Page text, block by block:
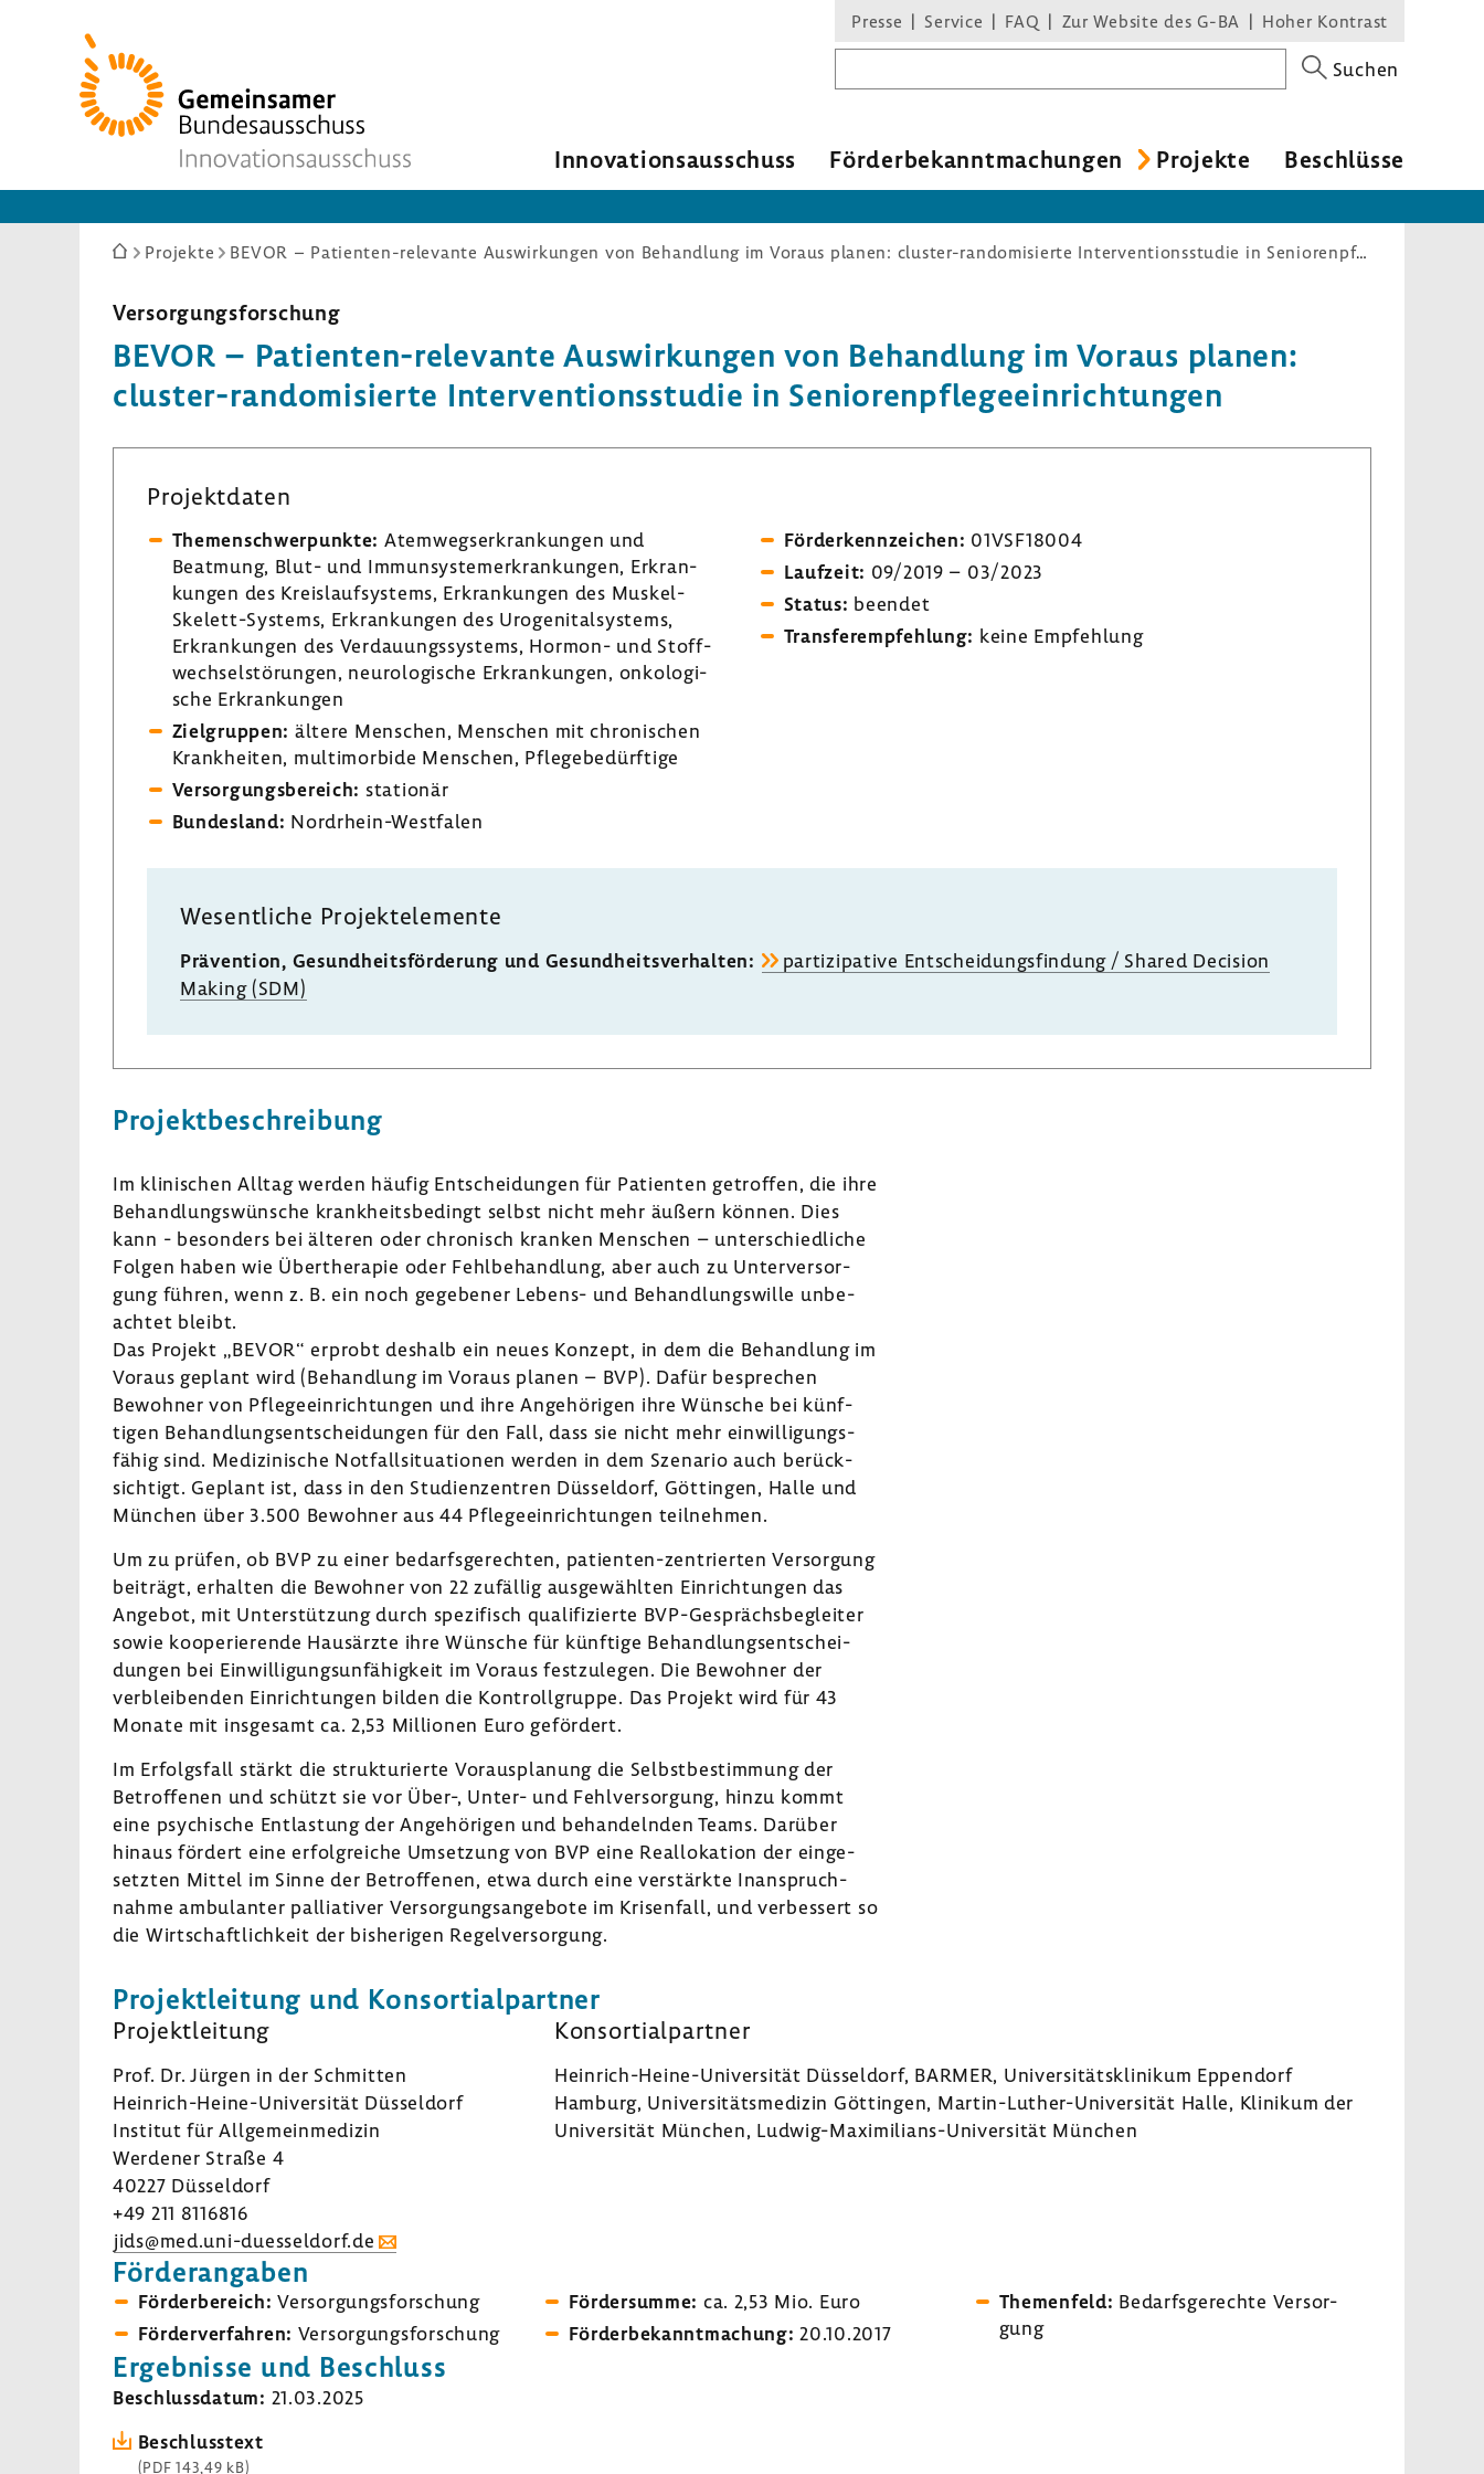
Zur
Startseite
Presse Service FAQ Zur Website des G-BA Hoher Kontrast
Suchen
Inno­va­ti­ons­aus­schuss Förder­be­kannt­ma­chungen Projekte Beschlüsse
Sie
hier:
Projekte BEVOR – Patienten-relevante Auswirkungen von Behandlung im Voraus planen: cluster-randomisierte Interventionsstudie in Seniorenpflegeeinrichtungen
Versor­gungs­for­schung
BEVOR – Patienten-​relevante Auswir­kungen von Behand­lung im Voraus planen:
cluster-​randomisierte Inter­ven­ti­ons­studie in Senio­ren­pfle­ge­ein­rich­tungen
Projekt­daten
Themen­schwer­punkte: Atem­wegs­er­kran­kungen und
Beatmung, Blut- und Immun­sys­tem­er­kran­kungen, Erkran­
kungen des Kreis­lauf­sys­tems, Erkran­kungen des Muskel-​
Skelett-Systems, Erkran­kungen des Uroge­ni­tal­sys­tems,
Erkran­kungen des Verdau­ungs­sys­tems, Hormon- und Stoff­
wech­sel­stö­rungen, neuro­lo­gi­sche Erkran­kungen, onko­lo­gi­
sche Erkran­kungen
Ziel­gruppen: ältere Menschen, Menschen mit chro­ni­schen
Krank­heiten, multi­mor­bide Menschen, Pfle­ge­be­dürf­tige
Versor­gungs­be­reich: stationär
Bundes­land: Nordrhein-​Westfalen
Förder­kenn­zei­chen: 01VSF18004
Lauf­zeit: 09/2019 – 03/2023
Status: beendet
Trans­fer­emp­feh­lung: keine Empfeh­lung
Wesent­liche Projekt­ele­mente
Präven­tion, Gesund­heits­för­de­rung und Gesund­heits­ver­halten:
parti­zi­pa­tive Entschei­dungs­fin­dung / Shared Decision
Making (SDM)
Projekt­be­schrei­bung
Im klini­schen Alltag werden häufig Entschei­dungen für Pati­enten getroffen, die ihre
Behand­lungs­wün­sche krank­heits­be­dingt selbst nicht mehr äußern können. Dies
kann - beson­ders bei älteren oder chro­nisch kranken Menschen – unter­schied­liche
Folgen haben wie Über­the­rapie oder Fehl­be­hand­lung, aber auch zu Unter­ver­sor­
gung führen, wenn z. B. ein noch gege­bener Lebens- und Behand­lungs­wille unbe­
achtet bleibt.
Das Projekt „BEVOR“ erprobt deshalb ein neues Konzept, in dem die Behand­lung im
Voraus geplant wird (Behand­lung im Voraus planen – BVP). Dafür bespre­chen
Bewohner von Pfle­ge­ein­rich­tungen und ihre Ange­hö­rigen ihre Wünsche bei künf­
tigen Behand­lungs­ent­schei­dungen für den Fall, dass sie nicht mehr einwil­li­gungs­
fähig sind. Medi­zi­ni­sche Notfall­si­tua­tionen werden in dem Szenario auch berück­
sich­tigt. Geplant ist, dass in den Studi­en­zen­tren Düssel­dorf, Göttingen, Halle und
München über 3.500 Bewohner aus 44 Pfle­ge­ein­rich­tungen teil­nehmen.
Um zu prüfen, ob BVP zu einer bedarfs­ge­rechten, patienten-​zentrierten Versor­gung
beiträgt, erhalten die Bewohner von 22 zufällig ausge­wählten Einrich­tungen das
Angebot, mit Unter­stüt­zung durch spezi­fisch quali­fi­zierte BVP-​Gesprächsbegleiter
sowie koope­rie­rende Haus­ärzte ihre Wünsche für künf­tige Behand­lungs­ent­schei­
dungen bei Einwil­li­gungs­un­fä­hig­keit im Voraus fest­zu­legen. Die Bewohner der
verblei­benden Einrich­tungen bilden die Kontroll­gruppe. Das Projekt wird für 43
Monate mit insge­samt ca. 2,53 Millionen Euro geför­dert.
Im Erfolgs­fall stärkt die struk­tu­rierte Voraus­pla­nung die Selbst­be­stim­mung der
Betrof­fenen und schützt sie vor Über-, Unter- und Fehl­ver­sor­gung, hinzu kommt
eine psychi­sche Entlas­tung der Ange­hö­rigen und behan­delnden Teams. Darüber
hinaus fördert eine erfolg­reiche Umset­zung von BVP eine Real­lo­ka­tion der einge­
setzten Mittel im Sinne der Betrof­fenen, etwa durch eine verstärkte Inan­spruch­
nahme ambu­lanter pallia­tiver Versor­gungs­an­ge­bote im Krisen­fall, und verbes­sert so
die Wirt­schaft­lich­keit der bishe­rigen Regel­ver­sor­gung.
Projekt­lei­tung und Konsor­ti­al­partner
Projekt­lei­tung
Prof. Dr. Jürgen in der Schmitten
Heinrich-​Heine-Universität Düssel­dorf
Institut für Allge­mein­me­dizin
Werdener Straße 4
40227 Düssel­dorf
+49 211 8116816
jids@med.uni-​duesseldorf.de
Konsor­ti­al­partner
Heinrich-​Heine-Universität Düssel­dorf, BARMER, Univer­si­täts­kli­nikum Eppen­dorf
Hamburg, Univer­si­täts­me­dizin Göttingen, Martin-​Luther-Universität Halle, Klinikum der
Univer­sität München, Ludwig-​Maximilians-Universität München
Förder­an­gaben
Förder­be­reich: Versor­gungs­for­schung
Förder­ver­fahren: Versor­gungs­for­schung
Förder­summe: ca. 2,53 Mio. Euro
Förder­be­kannt­ma­chung: 20.10.2017
Themen­feld: Bedarfs­ge­rechte Versor­
gung
Ergeb­nisse und Beschluss
Beschluss­datum: 21.03.2025
Beschluss­text
(PDF 143,49 kB)